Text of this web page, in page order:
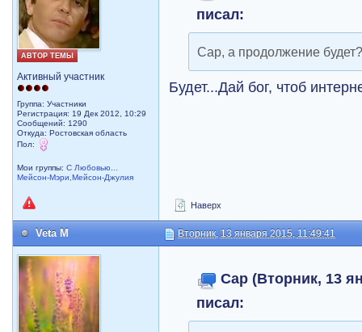
АВТОР ТЕМЫ
Активный участник
Группа: Участники
Регистрация: 19 Дек 2012, 10:29
Сообщений: 1290
Откуда: Ростовская область
Пол:
Мои группы:С Любовью...
Мейсон-Мэри,Мейсон-Джулия
писал:
Cap, а продолжение
Будет...Дай бог, чтоб
Наверх
Veta M Вторник, 13 января 2015, 11:49:41
Cap (Вторник, 13
писал: